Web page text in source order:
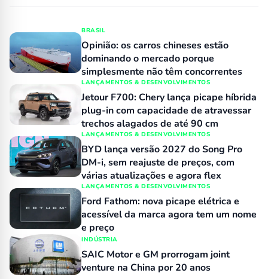
BRASIL
Opinião: os carros chineses estão
dominando o mercado porque
simplesmente não têm concorrentes
LANÇAMENTOS & DESENVOLVIMENTOS
Jetour F700: Chery lança picape híbrida
plug-in com capacidade de atravessar
trechos alagados de até 90 cm
LANÇAMENTOS & DESENVOLVIMENTOS
BYD lança versão 2027 do Song Pro
DM-i, sem reajuste de preços, com
várias atualizações e agora flex
LANÇAMENTOS & DESENVOLVIMENTOS
Ford Fathom: nova picape elétrica e
acessível da marca agora tem um nome
e preço
INDÚSTRIA
SAIC Motor e GM prorrogam joint
venture na China por 20 anos